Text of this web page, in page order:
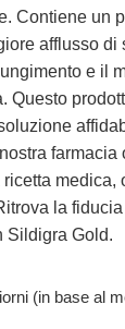
Contiene un
afflusso di
e il
Questo
medica,
la
Sildigra Gold.
(in base al